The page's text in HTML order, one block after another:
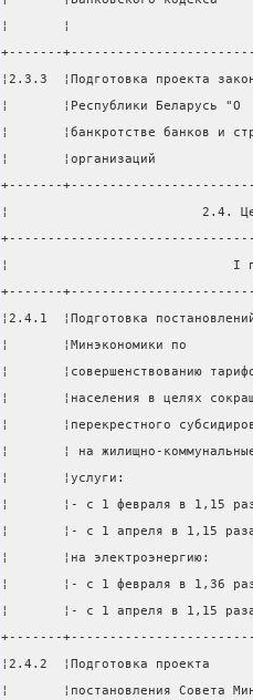
¦       ¦
+-------
¦2.3.3  ¦Подготовка
¦       ¦Республики Беларусь
¦       ¦банкротстве банков и
¦       ¦организаций
+-------
¦                         2.4.
¦                             I
+-------
¦2.4.1  ¦Подготовка
¦       ¦Минэкономики по
¦
¦       ¦населения в
¦       ¦перекрестного
¦       ¦ на жилищно-
¦       ¦услуги:
¦       ¦- с 1 февраля в
¦       ¦- с 1 апреля в
¦       ¦на
¦       ¦- с 1 февраля в
¦       ¦- с 1 апреля в
+-------
¦2.4.2  ¦Подготовка проекта
¦       ¦постановления